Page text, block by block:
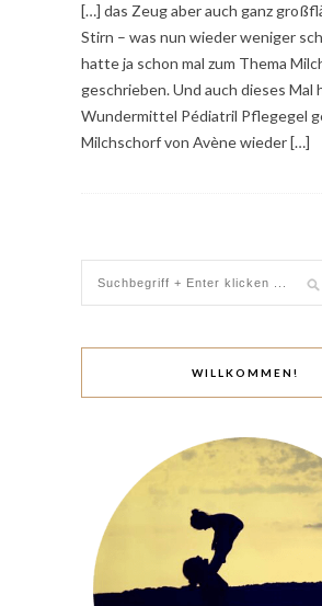
[…] das Zeug aber auch ganz
Stirn – was nun wieder weniger
hatte ja schon mal zum Thema
geschrieben. Und auch dieses Mal
Wundermittel Pédiatril Pflegegel
Milchschorf von Avène wieder […]
WILLKOMMEN!